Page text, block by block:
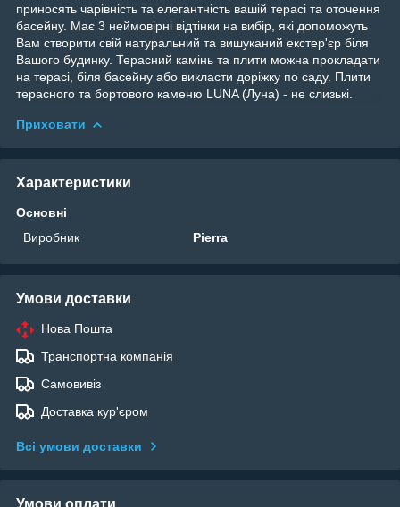
приносять чарівність та елегантність вашій терасі та оточення
басейну. Має 3 неймовірні відтінки на вибір, які допоможуть
Вам створити свій натуральний та вишуканий екстер'єр біля
Вашого будинку. Терасний камінь та плити можна прокладати
на терасі, біля басейну або викласти доріжку по саду. Плити
терасного та бортового каменю LUNA (Луна) - не слизькі.
Приховати
Характеристики
Основні
Виробник
Pierra
Умови доставки
Нова Пошта
Транспортна компанія
Самовивіз
Доставка кур'єром
Всі умови доставки
Умови оплати